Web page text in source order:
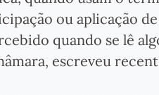
ou aplicação
quando se lê
escreveu